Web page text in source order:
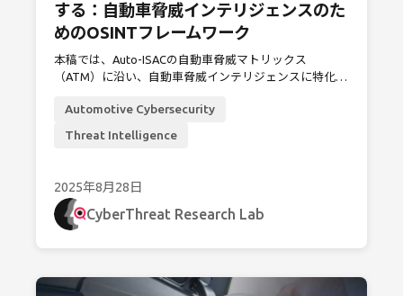
する：自動車脅威インテリジェンスのた
めのOSINTフレームワーク
本稿では、Auto-ISACの自動車脅威マトリックス
（ATM）に沿い、自動車脅威インテリジェンスに特化し
ローチにより、セキュリティリサーチャーや自動車メー
カーは、拡大を続けるコネクテッドカーの攻撃対象領域
を予測し、可視化することが可能となります。
Automotive Cybersecurity
Threat Intelligence
2025年8月28日
CyberThreat Research Lab